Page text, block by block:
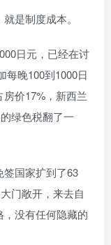
是制度成本。
日元，已经在讨
每晚100到1000日
价17%，新西兰
绿色税翻了一
国家扩到了63
门敞开，来去自
没有任何隐藏的